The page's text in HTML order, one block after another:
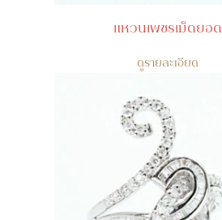
แหวนเพชรเม็ดยอด
ดูรายละเอียด